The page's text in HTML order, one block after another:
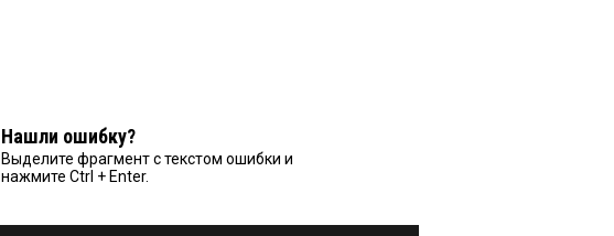
Нашли ошибку?
Выделите фрагмент с текстом ошибки и
нажмите Ctrl + Enter.